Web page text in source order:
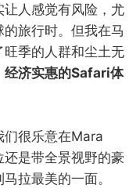
人感觉有风险，尤
旅行时。但我在马
季的人群和尘土无
经济实惠的Safari体
们很乐意在Mara
是带全景视野的豪
拉最美的一面。